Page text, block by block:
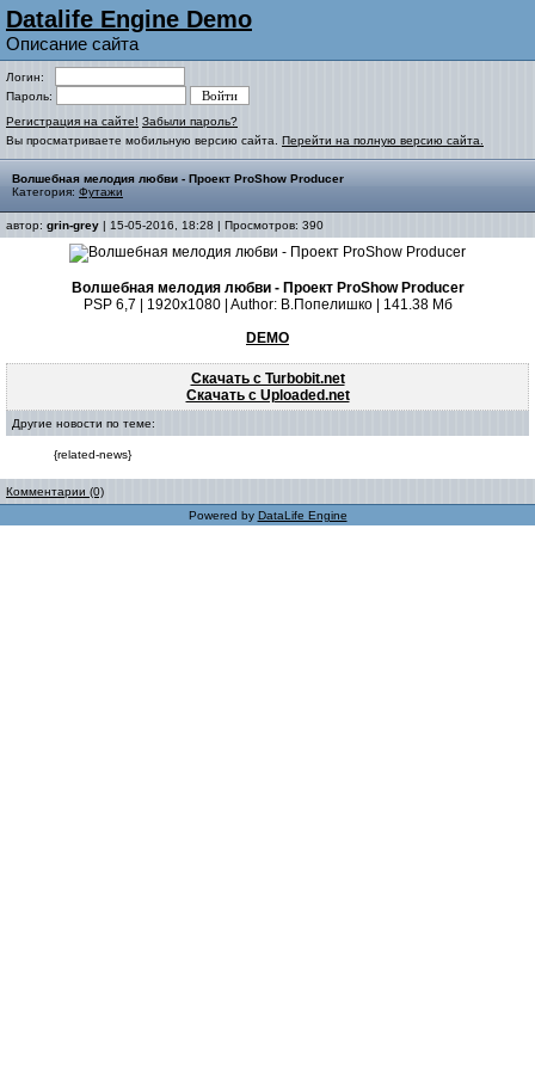
Datalife Engine Demo
Описание сайта
Логин:
Пароль:
Регистрация на сайте! Забыли пароль?
Вы просматриваете мобильную версию сайта. Перейти на полную версию сайта.
Волшебная мелодия любви - Проект ProShow Producer
Категория: Футажи
автор: grin-grey | 15-05-2016, 18:28 | Просмотров: 390
Волшебная мелодия любви - Проект ProShow Producer
PSP 6,7 | 1920x1080 | Author: В.Попелишко | 141.38 Мб
DEMO
Скачать с Turbobit.net
Скачать с Uploaded.net
Другие новости по теме:
{related-news}
Комментарии (0)
Powered by DataLife Engine